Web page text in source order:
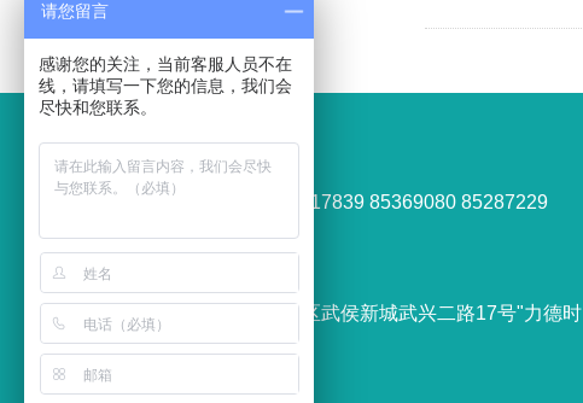
联系我们
028-87384368 87317839 85369080 85287229
四川省成都市武侯区武侯新城武兴二路17号"力德时
代"13栋B-802
请您留言
感谢您的关注，当前客服人员不在
线，请填写一下您的信息，我们会
尽快和您联系。